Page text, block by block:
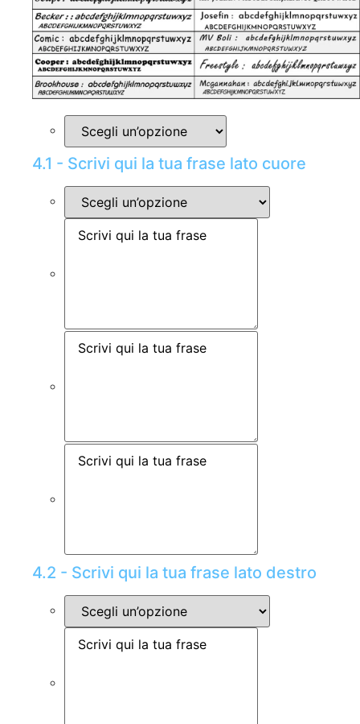
4.1 - Scrivi qui la tua frase lato cuore
4.2 - Scrivi qui la tua frase lato destro